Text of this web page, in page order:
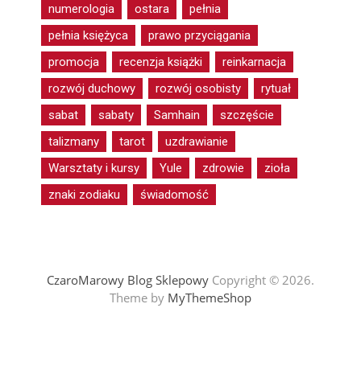
numerologia
ostara
pełnia
pełnia księżyca
prawo przyciągania
promocja
recenzja książki
reinkarnacja
rozwój duchowy
rozwój osobisty
rytuał
sabat
sabaty Samhain
szczęście
talizmany
tarot
uzdrawianie
Warsztaty i kursy
Yule zdrowie
zioła
znaki zodiaku
świadomość
CzaroMarowy Blog SklepowyCopyright © 2026.
Theme by MyThemeShop